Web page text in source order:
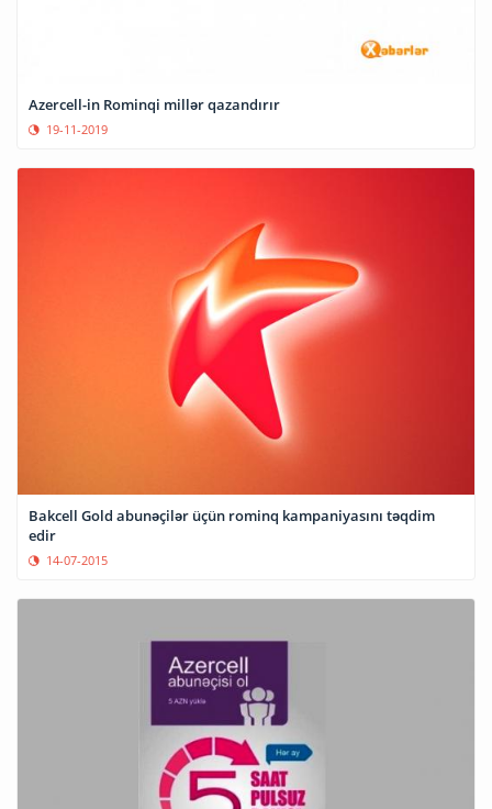
Azercell-in Rominqi millər qazandırır
19-11-2019
Bakcell Gold abunəçilər üçün rominq kampaniyasını təqdim
edir
14-07-2015